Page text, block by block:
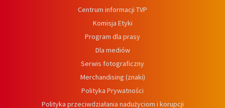
Informacje o nadawcy
Konkursy
Zgłoś program (ROPAT)
Kariera w TVP
Kontakt
Centrum informacji TVP
Komisja Etyki
Program dla prasy